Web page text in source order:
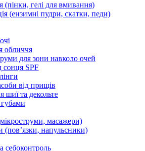
гелі для вмивання)
(ензимні пудри, скатки, педи)
обличчя
для зони навколо очей
сонця SPF
від прищів
шиї та декольте
губами
масажери)
(повʼязки, напульсники)
себоконтроль